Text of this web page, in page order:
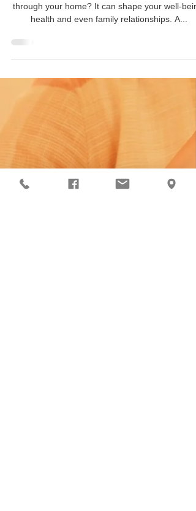
Do you want to keep your home in
through your home? It can shape your well-
health and even family relationships. A...